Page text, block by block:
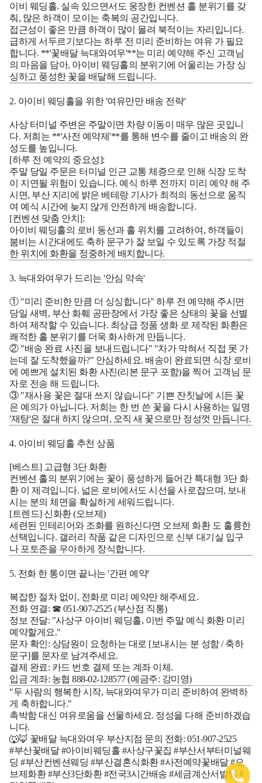
이비 웨딩홀. 실속 있으면서도 웅장한 컨벤션 홀 분위기를 갖
춰, 많은 하객이 모이는 축복의 공간입니다.
접근성이 좋은 만큼 하객이 많이 몰려 북적이는 자리입니다.
급하게 서두르기보다는하루 전 미리 준비하는 여유 가 필요
합니다. **'꽃배달 늑대와여우'**는 미리 예약해 주신 고객님
의 마음을 담아, 아이비 웨딩홀의 분위기에 어울리는 가장 싱
싱하고 풍성한 꽃을 배달해 드립니다.
2. 아이비 웨딩홀을 위한 '여유만만 배송 전략'
사상 터미널 주변은 주말이면 차량 이동이 매우 많은 곳입니
다. 저희는 **'사전 예약제'**를 통해 변수를 줄이고 배송의 완
성도를 높입니다.
[하루 전 예약의 중요성]:
주말 당일 주문은 터미널 인근 교통 체증으로 인해 식장 도착
이 지연될 위험이 있습니다. 예식 하루 전까지 미리 예약해 주
시면, 부산 지리에 밝은 베테랑 기사가 최적의 동선으로 움직
여 예식 시간에 늦지 않게 안전하게 배송합니다.
[컨벤션 맞춤 안치]:
아이비 웨딩홀의 로비 동선과 홀 위치를 고려하여, 하객들이
붐비는 시간대에도 축하 문구가 잘 보일 수 있도록 가장 적절
한 위치에 화환을 정중하게 배치합니다.
3. 늑대와여우가 드리는 '안심 약속'
① "미리 준비한 만큼 더 싱싱합니다"하루 전 예약해 주시면
당일 새벽, 부산 화훼 공판장에서 가장 좋은 상태의 꽃을 선별
하여 제작할 수 있습니다. 최상급 정품 생화 로 제작된 화환은
쾌적한 홀 분위기를 더욱 화사하게 만듭니다.
② "배송 완료 사진을 보내드립니다" "차가 막혀서 직접 못 가
는데 잘 도착했을까?" 안심하세요. 배송이 완료되면 식장 로비
에 예쁘게 설치된 화환 사진(리본 문구 포함)을 찍어 고객님 문
자로 전송해 드립니다.
③ "재사용 꽃은 절대 쓰지 않습니다" 기쁜 잔칫날에 시든 꽃
은 예의가 아닙니다. 저희는 한 번 쓴 꽃을 다시 사용하는 일명
'재탕'은 절대 하지 않으며, 오직 새 꽃으로만 정성껏 만듭니다.
4. 아이비 웨딩홀 추천 상품
[베스트] 고급형 3단 화환
컨벤션 홀의 분위기에는 꽃이 풍성하게 들어간 특대형 3단 화
환 이 제격입니다. 넓은 로비에서도 시선을 사로잡으며, 보내
시는 분의 체면을 확실하게 세워드립니다.
[트렌드] 신화환 (오브제)
세련된 인테리어와 조화를 원하신다면 오브제 화환 도 훌륭한
선택입니다. 갤러리 작품 같은 디자인으로 신부 대기실 입구
나 포토존을 우아하게 장식합니다.
5. 전화 한 통이면 끝나는 '간편 예약'
복잡한 절차 없이, 전화로 미리 예약만 해주세요.
전화 연결: ☎ 051-907-2525(부산점 직통)
정보 전달: "사상구 아이비 웨딩홀, 이번 주말 예식 화환 미리
예약할게요."
문자 확인: 상담원이 요청하는 대로 [보내시는 분 성함 / 축하
문구]를 문자로 남겨주세요.
결제 완료: 카드 번호 결제 또는 계좌 이체.
입금 계좌: 농협 888-02-128577 (예금주: 강미영)
"두 사람의 행복한 시작, 늑대와여우가 미리 준비하여 완벽하
게 축하합니다."
촉박함 대신 여유로움을 선물하세요. 정성을 다해 준비하겠습
니다.
🐺🦊 꽃배달 늑대와여우 부산지점 문의 전화: 051-907-2525
#부산꽃배달 #아이비웨딩홀 #사상구꽃집 #부산서부터미널웨
딩 #부산컨벤션웨딩 #부산결혼식화환 #사전예약꽃배달 #오
브제화환 #부산3단화환 #전국3시간배송 #세금계산서발행 #